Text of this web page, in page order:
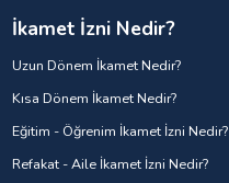
İkamet İzni Nedir?
Uzun Dönem İkamet Nedir?
Kısa Dönem İkamet Nedir?
Eğitim - Öğrenim İkamet İzni Nedir?
Refakat - Aile İkamet İzni Nedir?